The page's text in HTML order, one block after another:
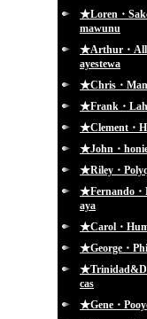
★Loren・
mawunu
★Arthur・
ayestewa
★Chris・
★Frank・
★Clement・
★John・
★Riley・
★Fernando・
aya
★Carol・
★George・
cas
★Gene・